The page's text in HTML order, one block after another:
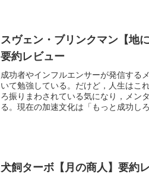
スヴェン・ブリンクマン【地
要約レビュー
成功者やインフルエンサーが発信する
いて勉強している。だけど，人生はこ
ろ振りまわされている気になり，メン
る。現在の加速文化は「もっと成功し
犬飼ターボ【月の商人】要約